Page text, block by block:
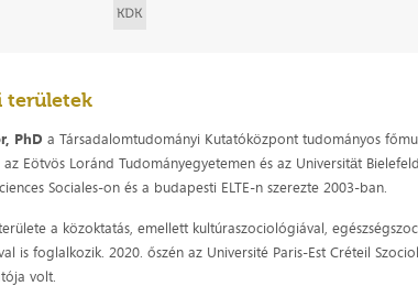
területek
PhD a Társadalomtudományi Kutatóközpont tudományos
az Eötvös Loránd Tudományegyetemen és az Universität
Sociales-on és a budapesti ELTE-n szerezte 2003-ban.
a közoktatás, emellett kultúraszociológiával,
is foglalkozik. 2020. őszén az Université Paris-Est Créteil
volt.